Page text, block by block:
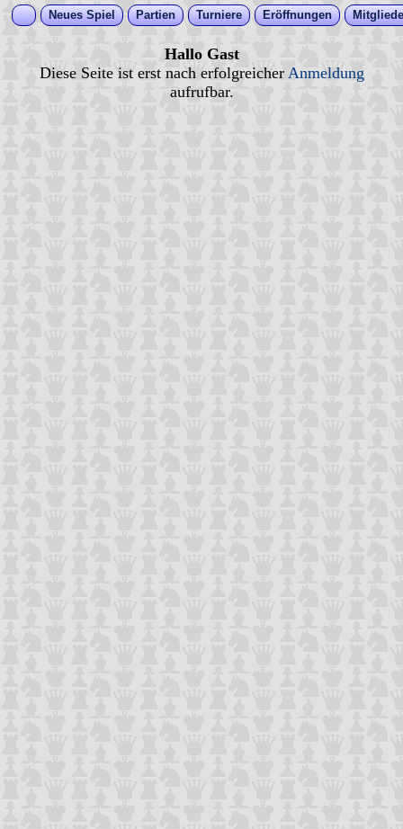
Neues Spiel Partien Turniere Eröffnungen
Hallo Gast
Diese Seite ist erst nach erfolgreicher Anmeldung
aufrufbar.